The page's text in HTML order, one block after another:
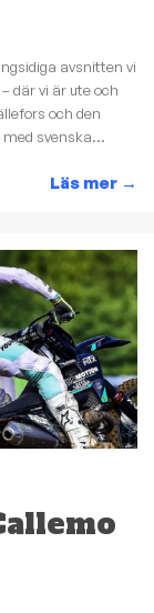
avsnitten vi
där vi är ute och
och den
svenska...
Läs mer →